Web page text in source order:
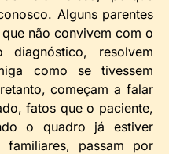
Alguns parentes
não convivem com o
resolvem
como se tivessem
começam a falar
fatos que o paciente,
o quadro já estiver
passam por